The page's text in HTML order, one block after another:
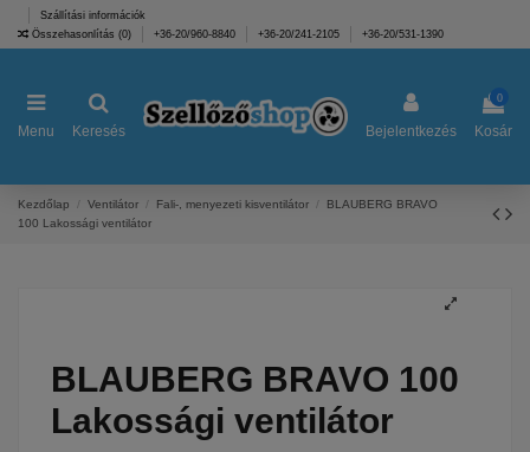
Szállítási információk
Összehasonlítás (0) +36-20/960-8840 +36-20/241-2105 +36-20/531-1390
Menu Keresés Bejelentkezés
0
Kosár
Kezdőlap Ventilátor Fali-, menyezeti kisventilátor
BLAUBERG BRAVO
100 Lakossági ventilátor
BLAUBERG BRAVO 100
Lakossági ventilátor